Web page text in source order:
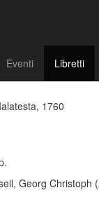
Eventi Libretti
1760
Georg Christoph